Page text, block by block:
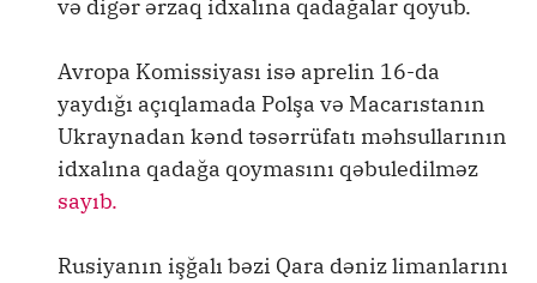
və digər ərzaq idxalına qadağalar qoyub.
Avropa Komissiyası isə aprelin 16-da
yaydığı açıqlamada Polşa və Macarıstanın
Ukraynadan kənd təsərrüfatı məhsullarının
idxalına qadağa qoymasını qəbuledilməz
sayıb.
Rusiyanın işğalı bəzi Qara dəniz limanlarını